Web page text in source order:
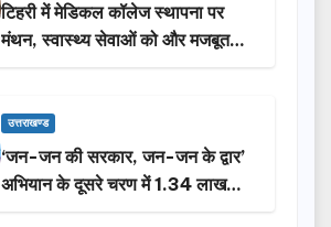
टिहरी में मेडिकल कॉलेज स्थापना पर
मंथन, स्वास्थ्य सेवाओं को और मजबूत
करेगी सरकार: मुख्यमंत्री धामी…
उत्तराखण्ड
‘जन-जन की सरकार, जन-जन के द्वार’
अभियान के दूसरे चरण में 1.34 लाख
लोगों की भागीदारी…